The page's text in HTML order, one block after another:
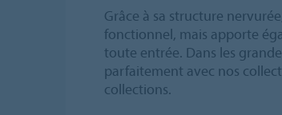
Grâce à sa structure
fonctionnel, mais apporte
toute entrée. Dans les
parfaitement avec nos
collections.